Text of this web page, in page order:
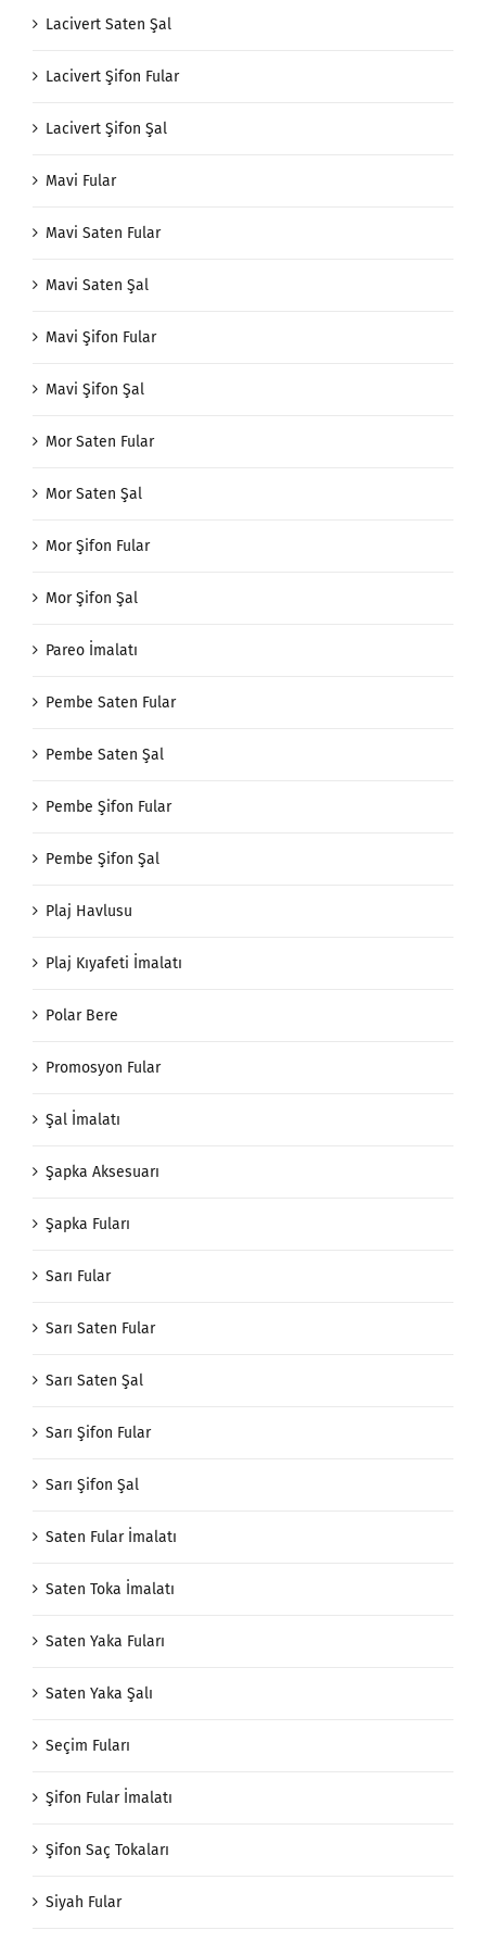
Lacivert Saten Şal
Lacivert Şifon Fular
Lacivert Şifon Şal
Mavi Fular
Mavi Saten Fular
Mavi Saten Şal
Mavi Şifon Fular
Mavi Şifon Şal
Mor Saten Fular
Mor Saten Şal
Mor Şifon Fular
Mor Şifon Şal
Pareo İmalatı
Pembe Saten Fular
Pembe Saten Şal
Pembe Şifon Fular
Pembe Şifon Şal
Plaj Havlusu
Plaj Kıyafeti İmalatı
Polar Bere
Promosyon Fular
Şal İmalatı
Şapka Aksesuarı
Şapka Fuları
Sarı Fular
Sarı Saten Fular
Sarı Saten Şal
Sarı Şifon Fular
Sarı Şifon Şal
Saten Fular İmalatı
Saten Toka İmalatı
Saten Yaka Fuları
Saten Yaka Şalı
Seçim Fuları
Şifon Fular İmalatı
Şifon Saç Tokaları
Siyah Fular